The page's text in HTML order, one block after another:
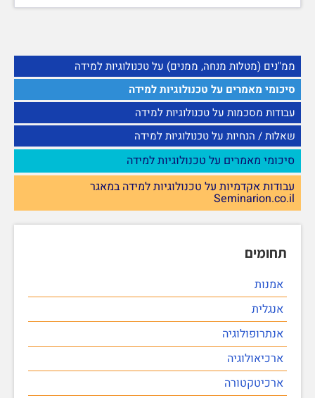
ממ"נים (מטלות מנחה, ממנים) על טכנולוגיות למידה
סיכומי מאמרים על טכנולוגיות למידה
עבודות מסכמות על טכנולוגיות למידה
שאלות / הנחיות על טכנולוגיות למידה
סיכומי מאמרים על טכנולוגיות למידה
עבודות אקדמיות על טכנולוגיות למידה במאגר
Seminarion.co.il
תחומים
אמנות
אנגלית
אנתרופולוגיה
ארכיאולוגיה
ארכיטקטורה